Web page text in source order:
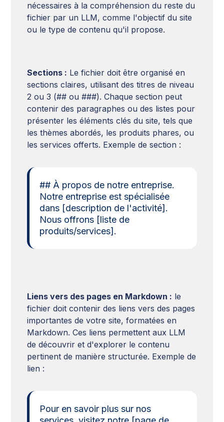
nécessaires à la compréhension du reste du
fichier par un LLM, comme l'objectif du site
ou le type de contenu qu'il propose.
Sections : Le fichier doit être organisé en
sections claires, utilisant des titres de niveau
2 ou 3 (## ou ###). Chaque section peut
contenir des paragraphes ou des listes pour
présenter les éléments clés du site, tels que
les thèmes abordés, les produits phares, ou
les services offerts. Exemple de section :
## À propos de notre entreprise.
Notre entreprise est spécialisée
dans [description de l'activité].
Nous offrons [liste de
produits/services].
Liens vers des pages en Markdown : le
fichier doit contenir des liens vers des pages
importantes de votre site, formatées en
Markdown. Ces liens permettent aux LLM
de découvrir et d'explorer le contenu
pertinent de manière structurée. Exemple de
lien :
Pour en savoir plus sur nos